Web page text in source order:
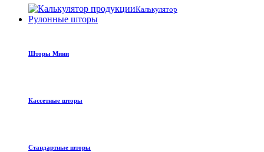
Калькулятор
Рулонные шторы
Шторы Мини
Кассетные шторы
Стандартные шторы